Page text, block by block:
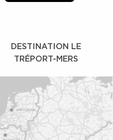
DESTINATION LE
TRÉPORT-MERS